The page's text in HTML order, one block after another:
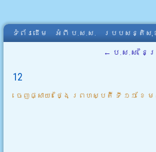
ទំព័រដើម អំពី​ ប.ស.ស. របបសន្តិសុ
← ប.ស.ស. ន
12
ចេញផ្សាយ៖ ថ្ងៃ ព្រហស្បតិ៍ ទី ១១ ខែ ម